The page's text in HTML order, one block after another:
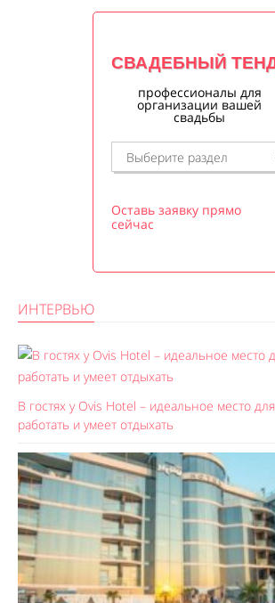
СВАДЕБНЫЙ
профессионалы для
организации вашей
свадьбы
Оставь заявку прямо
сейчас
ИНТЕРВЬЮ
В гостях у Ovis Hotel – идеальное место
работать и умеет отдыхать